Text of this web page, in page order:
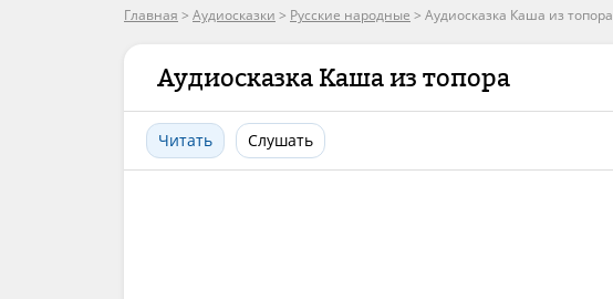
Главная > Аудиосказки > Русские народные > Аудиосказка Каша из топора
Аудиосказка Каша из топора
Читать Слушать